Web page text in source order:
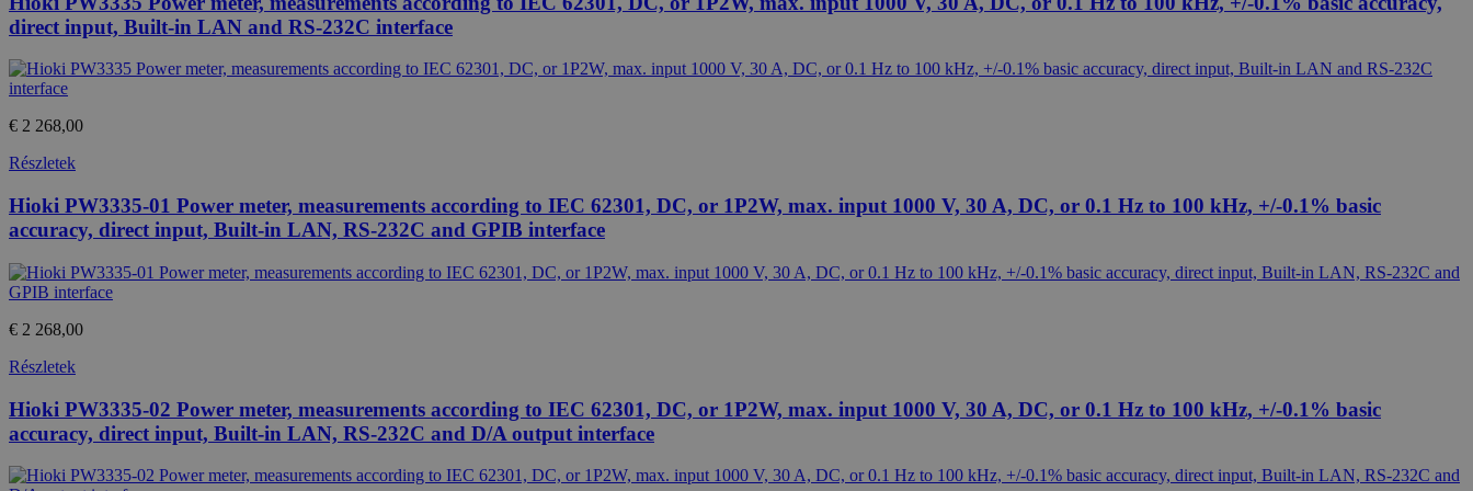
direct input, Built-in LAN and RS-232C interface
€ 2 268,00
Részletek
Hioki PW3335-01 Power meter, measurements according to IEC 62301, DC, or 1P2W, max. input 1000 V, 30 A, DC, or 0.1 Hz to 100 kHz, +/-0.1% basic
accuracy, direct input, Built-in LAN, RS-232C and GPIB interface
€ 2 268,00
Részletek
Hioki PW3335-02 Power meter, measurements according to IEC 62301, DC, or 1P2W, max. input 1000 V, 30 A, DC, or 0.1 Hz to 100 kHz, +/-0.1% basic
accuracy, direct input, Built-in LAN, RS-232C and D/A output interface